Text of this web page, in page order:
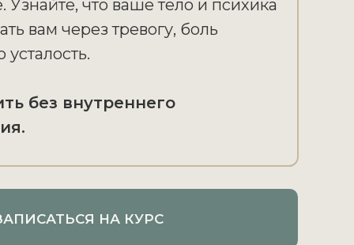
НА КУРС
что ваше тело и психика
вам через тревогу, боль
без внутреннего